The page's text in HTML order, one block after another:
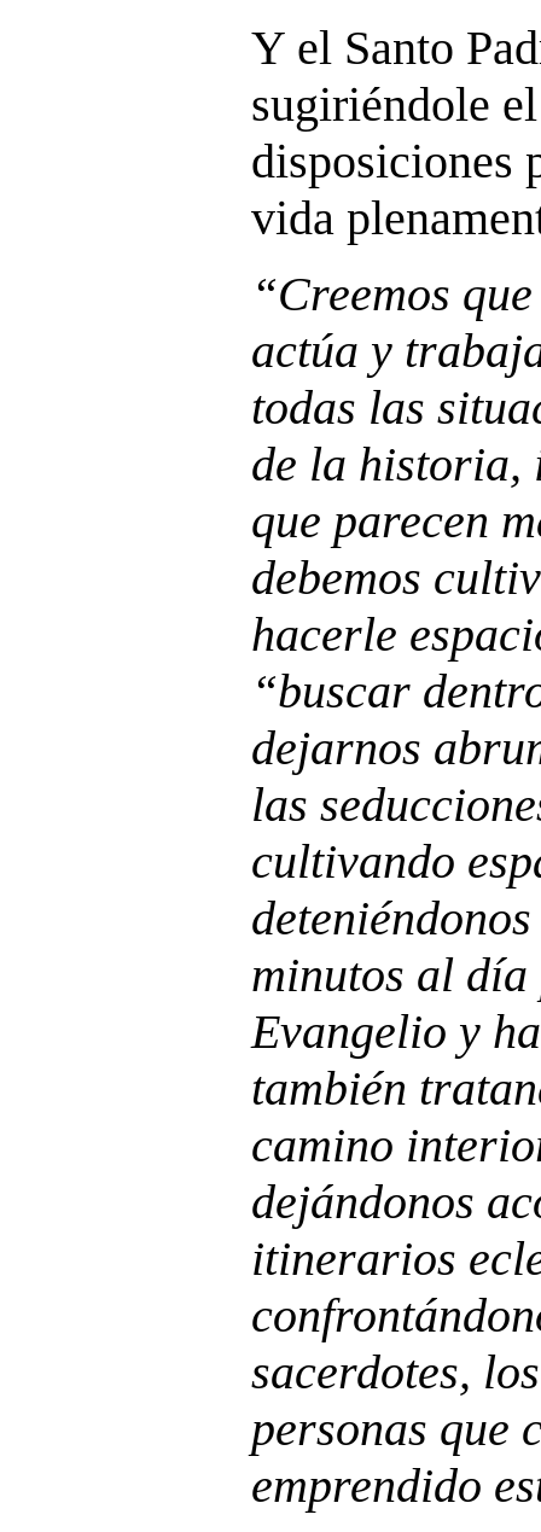
Y el Santo
sugiriéndole
disposiciones
vida
“Creemos
actúa y
todas las
de la historia,
que parecen
debemos
hacerle
“buscar
dejarnos
las
cultivando
minutos al
Evangelio y
también
camino
dejándonos
itinerarios
sacerdotes,
personas que
emprendido